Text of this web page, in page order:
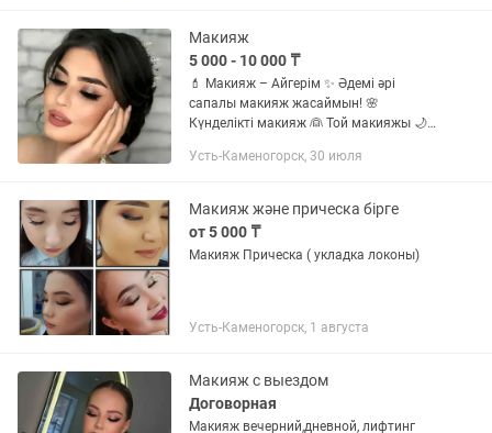
Макияж
5 000 - 10 000 ₸
💄 Макияж – Айгерім ✨ Әдемі әрі
сапалы макияж жасаймын! 🌸
Күнделікті макияж 👰 Той макияжы 🌙
🎉 Ашылу құрметіне жеңілдік! 🔥
📍...
Усть-Каменогорск, 30 июля
Макияж және прическа бірге
от 5 000 ₸
Макияж Прическа ( укладка локоны)
Усть-Каменогорск, 1 августа
Макияж с выездом
Договорная
Макияж вечерний,дневной, лифтинг